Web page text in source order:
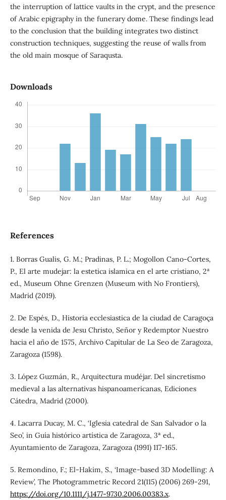
the interruption of lattice vaults in the crypt, and the presence
of Arabic epigraphy in the funerary dome. These findings lead
to the conclusion that the building integrates two distinct
construction techniques, suggesting the reuse of walls from
the old main mosque of Saraqusta.
Downloads
References
1. Borras Gualis, G. M.; Pradinas, P. L.; Mogollon Cano-Cortes,
P., El arte mudejar: la estetica islamica en el arte cristiano, 2ª
ed., Museum Ohne Grenzen (Museum with No Frontiers),
Madrid (2019).
2. De Espés, D., Historia ecclesiastica de la ciudad de Caragoça
desde la venida de Jesu Christo, Señor y Redemptor Nuestro
hacia el año de 1575, Archivo Capitular de La Seo de Zaragoza,
Zaragoza (1598).
3. López Guzmán, R., Arquitectura mudéjar. Del sincretismo
medieval a las alternativas hispanoamericanas, Ediciones
Cátedra, Madrid (2000).
4. Lacarra Ducay, M. C., ‘Iglesia catedral de San Salvador o la
Seo’, in Guía histórico artística de Zaragoza, 3ª ed.,
Ayuntamiento de Zaragoza, Zaragoza (1991) 117-165.
5. Remondino, F.; El-Hakim, S., ‘Image-based 3D Modelling: A
Review’, The Photogrammetric Record 21(115) (2006) 269-291,
https://doi.org/10.1111/j.1477-9730.2006.00383.x.